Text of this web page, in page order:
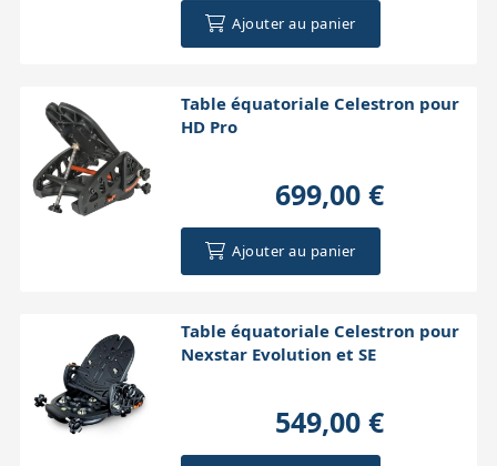
Ajouter au panier
Table équatoriale Celestron pour
HD Pro
699,00 €
Ajouter au panier
Table équatoriale Celestron pour
Nexstar Evolution et SE
549,00 €